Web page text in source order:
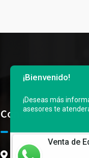
Contactos
Av. Vergeles, 3er
¡Bienvenido!
¡Deseas más
asesores te
Venta de